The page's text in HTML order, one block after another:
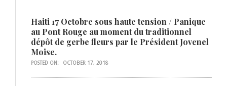
Haiti 17 Octobre sous haute tension / Panique
au Pont Rouge au moment du traditionnel
dépôt de gerbe fleurs par le Président Jovenel
Moise.
POSTED ON: OCTOBER 17, 2018